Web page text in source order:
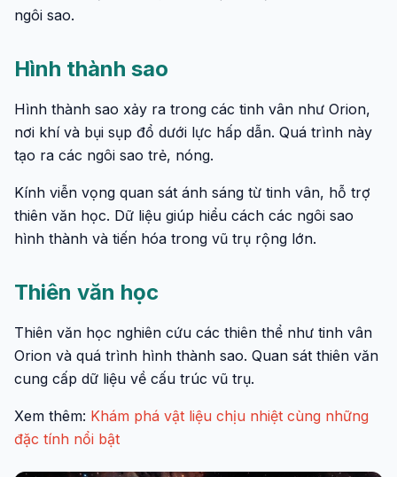
ngôi sao.
Hình thành sao
Hình thành sao xảy ra trong các tinh vân như Orion,
nơi khí và bụi sụp đổ dưới lực hấp dẫn. Quá trình này
tạo ra các ngôi sao trẻ, nóng.
Kính viễn vọng quan sát ánh sáng từ tinh vân, hỗ trợ
thiên văn học. Dữ liệu giúp hiểu cách các ngôi sao
hình thành và tiến hóa trong vũ trụ rộng lớn.
Thiên văn học
Thiên văn học nghiên cứu các thiên thể như tinh vân
Orion và quá trình hình thành sao. Quan sát thiên văn
cung cấp dữ liệu về cấu trúc vũ trụ.
Xem thêm: Khám phá vật liệu chịu nhiệt cùng những
đặc tính nổi bật